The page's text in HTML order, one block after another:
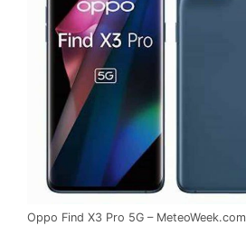
Oppo Find X3 Pro 5G – MeteoWeek.com